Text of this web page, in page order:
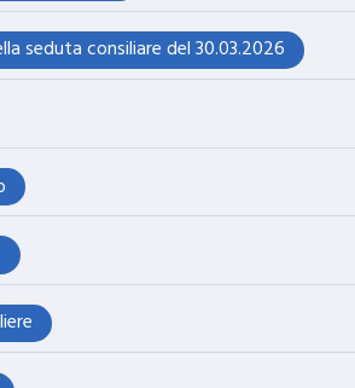
seduta consiliare del 30.03.2026